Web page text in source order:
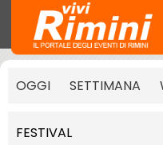
OGGI SETTIMANA
FESTIVAL